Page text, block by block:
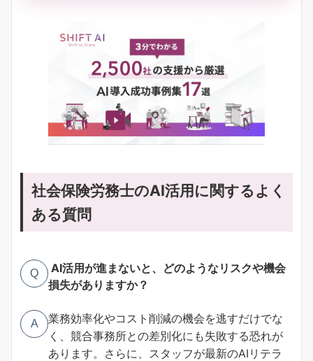
社会保険労務士のAI活用に関するよく
ある質問
Q
AI活用が進まないと、どのようなリスクや機会
損失がありますか？
A
業務効率化やコスト削減の機会を逃すだけでな
く、競合事務所との差別化にも失敗する恐れが
あります。さらに、スタッフが最新のAIリテラ